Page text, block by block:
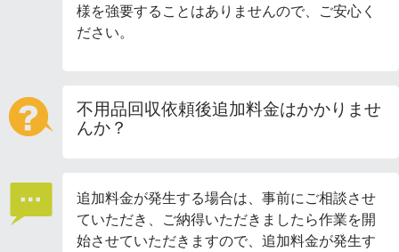
様を強要することはありませんので、ご安心く
ださい。
不用品回収依頼後追加料金はかかりませ
んか？
追加料金が発生する場合は、事前にご相談させ
ていただき、ご納得いただきましたら作業を開
始させていただきますので、追加料金が発生す